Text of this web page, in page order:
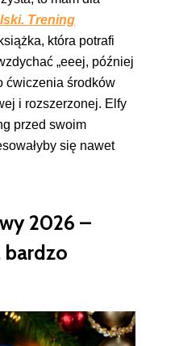
Trening
która potrafi
„eeej, później
ćwiczenia środków
i rozszerzonej. Elfy
przed swoim
się nawet
2026 –
bardzo